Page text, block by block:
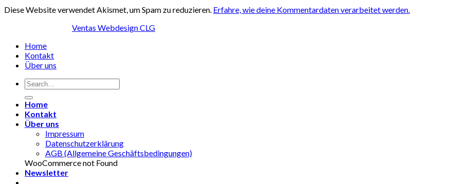
Diese Website verwendet Akismet, um Spam zu reduzieren. Erfahre, wie deine Kommentardaten verarbeitet werden.
Ventas Webdesign CLG
Home
Kontakt
Über uns
Home
Kontakt
Über uns
Impressum
Datenschutzerklärung
AGB (Allgemeine Geschäftsbedingungen)
WooCommerce not Found
Newsletter